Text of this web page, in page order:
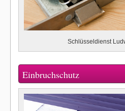
Schlüsseldienst
Einbruchschutz